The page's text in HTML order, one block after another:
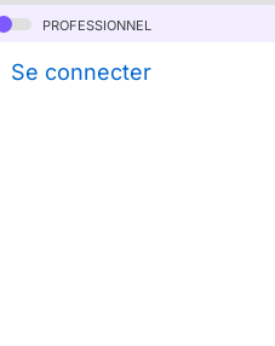
professionnel
Se connecter